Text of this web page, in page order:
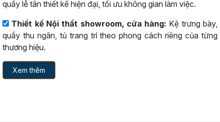
quầy lễ tân thiết kế hiện đại, tối ưu không gian làm việc.
Thiết kế Nội thất showroom, cửa hàng: Kệ trưng bày,
quầy thu ngân, tủ trang trí theo phong cách riêng của từng
thương hiệu.
Xem thêm